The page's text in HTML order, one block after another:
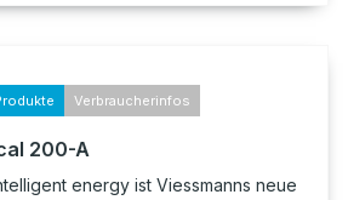
Verbraucherinfos
200-A
energy ist Viessmanns neue